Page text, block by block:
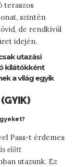
teraszos
szintén
de rendkívül
idején.
utazási
kilátókként
a világ egyik
Pass-t érdemes
előtt
utazunk. Ez